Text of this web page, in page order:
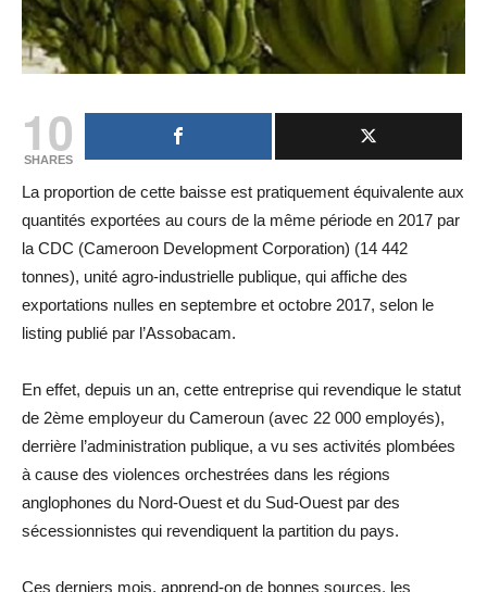
10
SHARES
La proportion de cette baisse est pratiquement équivalente aux
quantités exportées au cours de la même période en 2017 par
la CDC (Cameroon Development Corporation) (14 442
tonnes), unité agro-industrielle publique, qui affiche des
exportations nulles en septembre et octobre 2017, selon le
listing publié par l’Assobacam.
En effet, depuis un an, cette entreprise qui revendique le statut
de 2ème employeur du Cameroun (avec 22 000 employés),
derrière l’administration publique, a vu ses activités plombées
à cause des violences orchestrées dans les régions
anglophones du Nord-Ouest et du Sud-Ouest par des
sécessionnistes qui revendiquent la partition du pays.
Ces derniers mois, apprend-on de bonnes sources, les